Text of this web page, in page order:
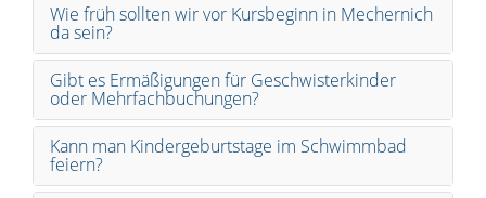
Wie früh sollten wir vor Kursbeginn in Mechernich
da sein?
Gibt es Ermäßigungen für Geschwisterkinder
oder Mehrfachbuchungen?
Kann man Kindergeburtstage im Schwimmbad
feiern?